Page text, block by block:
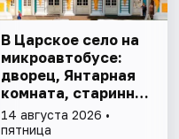
В Царское село на
микроавтобусе:
дворец, Янтарная
комната, старинный
парк
14 августа 2026 •
пятница